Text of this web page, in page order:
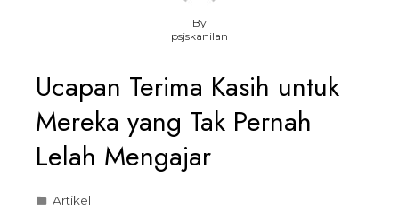
By
psjskanilan
Ucapan Terima Kasih untuk
Mereka yang Tak Pernah
Lelah Mengajar
Artikel